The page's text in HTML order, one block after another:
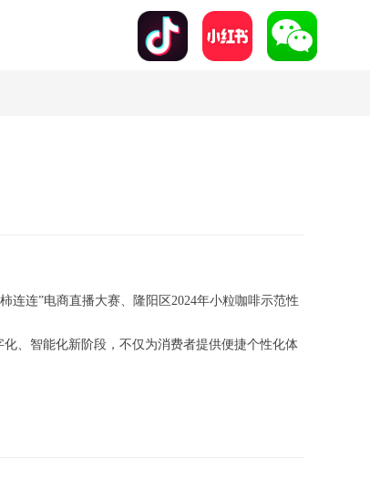
连连”电商直播大赛、隆阳区2024年小粒咖啡示范性
、智能化新阶段，不仅为消费者提供便捷个性化体